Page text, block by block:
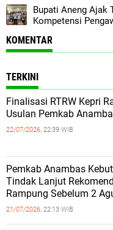
Bupati Aneng Ajak
Kompetensi
KOMENTAR
TERKINI
Finalisasi RTRW Kepri
Usulan Pemkab
22/07/2026, 22:39 WIB
Pemkab Anambas
Tindak Lanjut
Rampung Sebelum 2
21/07/2026, 22:13 WIB